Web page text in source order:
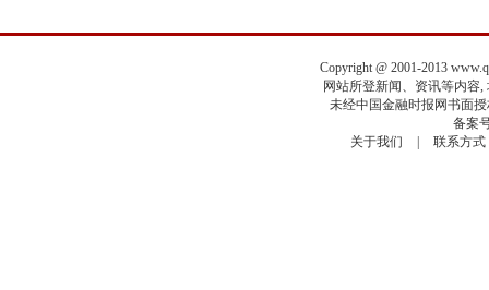
Copyright @ 2001-2013
网站所登新闻、资讯等内容,
未经中国金融时报网书面授
备案
关于我们
联系方式